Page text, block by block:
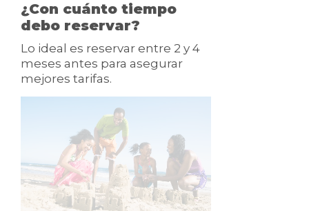
¿Con cuánto tiempo
debo reservar?
Lo ideal es reservar entre 2 y 4
meses antes para asegurar
mejores tarifas.